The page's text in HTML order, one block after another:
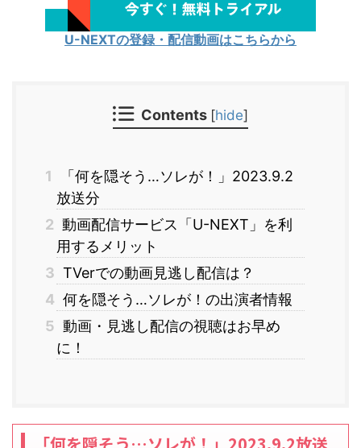
U-NEXTの登録・配信動画はこちらから
Contents [hide]
1
「何を隠そう…ソレが！」2023.9.2
放送分
2 動画配信サービス「U-NEXT」を利
用するメリット
3 TVerでの動画見逃し配信は？
4 何を隠そう…ソレが！の出演者情報
5 動画・見逃し配信の視聴はお早め
に！